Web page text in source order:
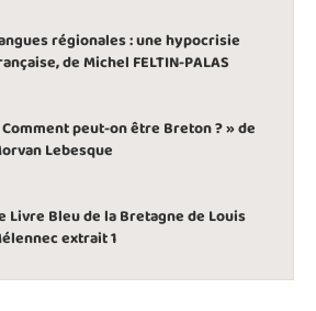
régionales : une hypocrisie
de Michel FELTIN-PALAS
peut-on être Breton ? » de
Lebesque
Livre Bleu de la Bretagne de Louis
extrait 1